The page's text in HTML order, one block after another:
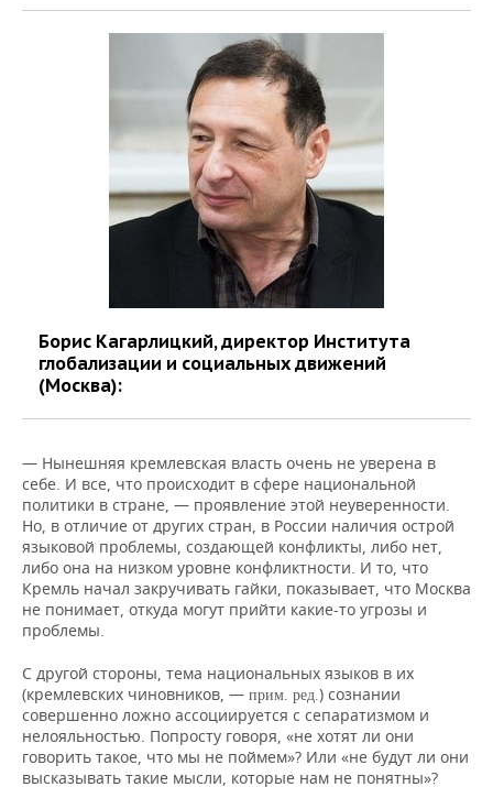
Борис Кагарлицкий, директор Института
глобализации и социальных движений
(Москва):
— Нынешняя кремлевская власть очень не уверена в
себе. И все, что происходит в сфере национальной
политики в стране, — проявление этой неуверенности.
Но, в отличие от других стран, в России наличия острой
языковой проблемы, создающей конфликты, либо нет,
либо она на низком уровне конфликтности. И то, что
Кремль начал закручивать гайки, показывает, что Москва
не понимает, откуда могут прийти какие-то угрозы и
проблемы.
С другой стороны, тема национальных языков в их
(кремлевских чиновников, — прим. ред.) сознании
совершенно ложно ассоциируется с сепаратизмом и
нелояльностью. Попросту говоря, «не хотят ли они
говорить такое, что мы не поймем»? Или «не будут ли они
высказывать такие мысли, которые нам не понятны»?